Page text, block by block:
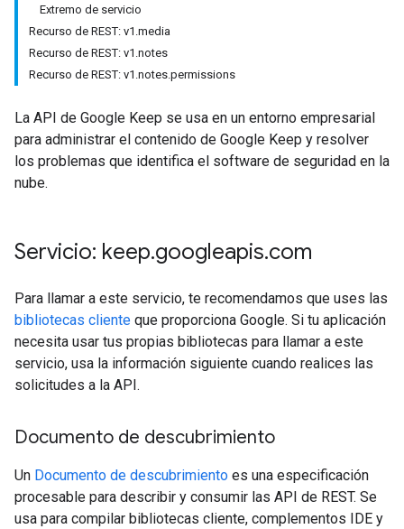
Extremo de servicio
Recurso de REST: v1.media
Recurso de REST: v1.notes
Recurso de REST: v1.notes.permissions
La API de Google Keep se usa en un entorno empresarial
para administrar el contenido de Google Keep y resolver
los problemas que identifica el software de seguridad en la
nube.
Servicio: keep.googleapis.com
Para llamar a este servicio, te recomendamos que uses las
bibliotecas cliente que proporciona Google. Si tu aplicación
necesita usar tus propias bibliotecas para llamar a este
servicio, usa la información siguiente cuando realices las
solicitudes a la API.
Documento de descubrimiento
Un Documento de descubrimiento es una especificación
procesable para describir y consumir las API de REST. Se
usa para compilar bibliotecas cliente, complementos IDE y